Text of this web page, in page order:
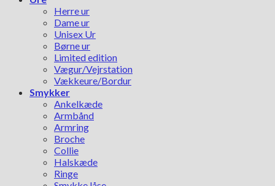
Herre ur
Dame ur
Unisex Ur
Børne ur
Limited edition
Vægur/Vejrstation
Vækkeure/Bordur
Smykker
Ankelkæde
Armbånd
Armring
Broche
Collie
Halskæde
Ringe